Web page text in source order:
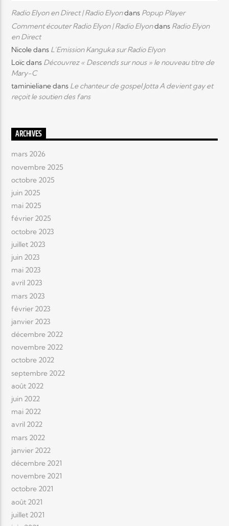
Radio Elyon en Direct | Radio Elyondans Popup Player
Comment écouter Radio Elyon | Radio Elyondans Radio Elyon
en Direct
Nicoledans L’Emission Kanguka sur Radio Elyon
Loïcdans Découvrez « Descends sur nous » le nouveau titre de
Mary-C
taminielianedans Le chanteur de gospel Jotta A devient gay et
reçoit le soutien des fans
ARCHIVES
mars 2026
novembre 2025
octobre 2025
juin 2025
mai 2025
février 2025
octobre 2023
juillet 2023
juin 2023
mai 2023
avril 2023
mars 2023
février 2023
janvier 2023
décembre 2022
novembre 2022
octobre 2022
septembre 2022
août 2022
juin 2022
mai 2022
avril 2022
mars 2022
janvier 2022
décembre 2021
novembre 2021
octobre 2021
août 2021
juillet 2021